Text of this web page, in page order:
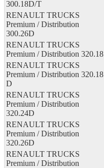
300.18D/T
RENAULT TRUCKS
Premium / Distribution
300.26D
RENAULT TRUCKS
Premium / Distribution 320.18
RENAULT TRUCKS
Premium / Distribution 320.18
D
RENAULT TRUCKS
Premium / Distribution
320.24D
RENAULT TRUCKS
Premium / Distribution
320.26D
RENAULT TRUCKS
Premium / Distribution